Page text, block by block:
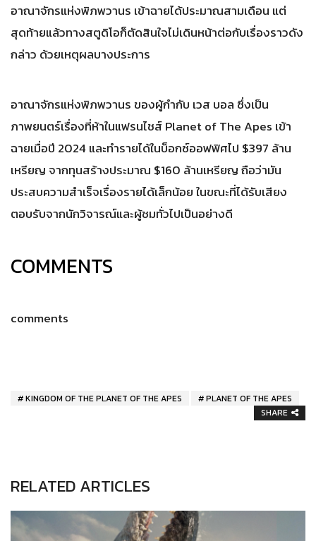
อาณาจักรแห่งพิภพวานร เข้าฉายได้ประมาณสามเดือน แต่
สุดท้ายแล้วทางสตูดิโอก็ตัดสินใจไม่เดินหน้าต่อกับเรื่องราวดัง
กล่าว ด้วยเหตุผลบางประการ
อาณาจักรแห่งพิภพวานร ของผู้กำกับ เวส บอล ซึ่งเป็น
ภาพยนตร์เรื่องที่ห้าในแฟรนไชส์ Planet of The Apes เข้า
ฉายเมื่อปี 2024 และทำรายได้ในบ็อกซ์ออฟฟิศไป $397 ล้าน
เหรียญ จากทุนสร้างประมาณ $160 ล้านเหรียญ ถือว่ามัน
ประสบความสำเร็จเรื่องรายได้เล็กน้อย ในขณะที่ได้รับเสียง
ตอบรับจากนักวิจารณ์​และผู้ชมทั่วไปเป็นอย่างดี
COMMENTS
comments
KINGDOM OF THE PLANET OF THE APES
PLANET OF THE APES
SHARE
RELATED ARTICLES